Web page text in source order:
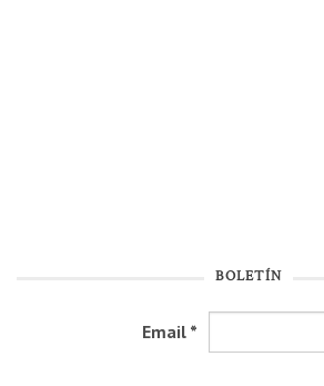
BOLETÍN
Email *